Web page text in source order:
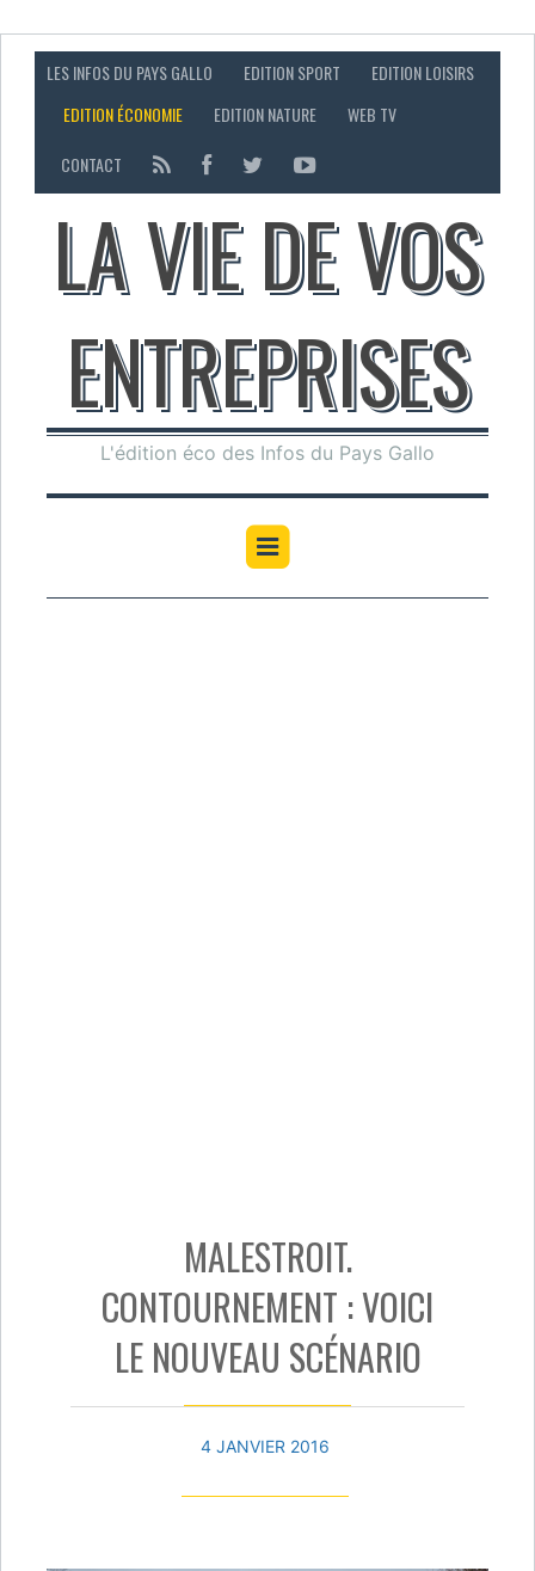
LES INFOS DU PAYS GALLO EDITION SPORT
EDITION LOISIRS
EDITION ÉCONOMIE
EDITION NATURE
WEB TV
CONTACT
LA VIE DE VOS
ENTREPRISES
L'édition éco des Infos du Pays Gallo
MALESTROIT.
CONTOURNEMENT : VOICI
LE NOUVEAU SCÉNARIO
4 JANVIER 2016